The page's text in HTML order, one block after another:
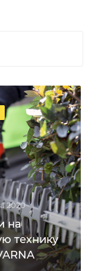
2020
на
технику